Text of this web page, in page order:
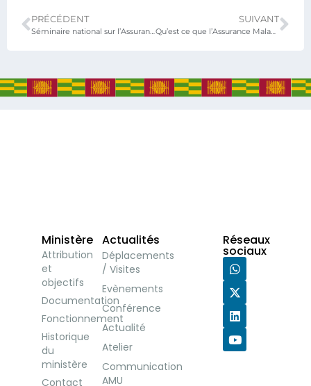
PRÉCÉDENT
Séminaire national sur l’Assurance Maladie Universelle à l’intention des Institutions et Ministères liés à la mise en œuvre complète de cette assurance sociale : Kpalimé, les 26, 27 et 28 novembre 2024
SUIVANT
Qu’est ce que l’Assurance Maladie Universelle?
Ministère
Attribution
et
objectifs
Documentation
Fonctionnement
Historique
du
ministère
Contact
Actualités
Déplacements
/ Visites
Evènements
Conférence
Actualité
Atelier
Communication
AMU
Réseaux
sociaux